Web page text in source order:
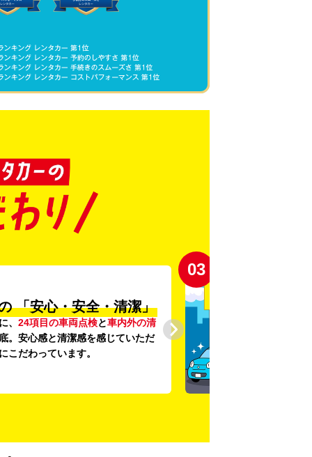
「安心・安全・清潔」
、 24項目の車両点検と車内外の清
。安心感と清潔感を感じていただ
こだわっています。
03